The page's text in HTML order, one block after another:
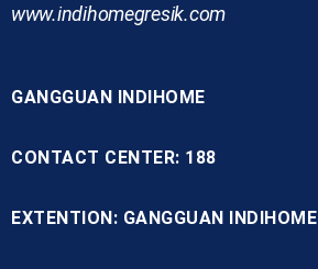
www.indihomegresik.com
GANGGUAN INDIHOME
CONTACT CENTER: 188
EXTENTION: GANGGUAN INDIHOME